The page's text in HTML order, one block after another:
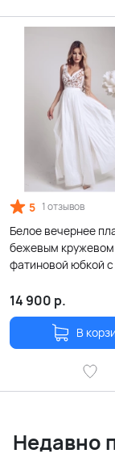
5 1 отзывов
Белое вечернее
бежевым кружевом
фатиновой юбкой
14 900 р.
В
Недавно